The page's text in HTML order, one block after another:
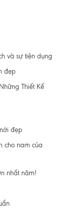
và sự tiện dụng
đẹp
Thiết Kế
đẹp
cho nam của
nhất năm!